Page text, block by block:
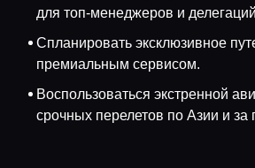
для топ-менеджеров и
Спланировать эксклюзивное
премиальным сервисом.
Воспользоваться экстренной
срочных перелетов по Азии и за